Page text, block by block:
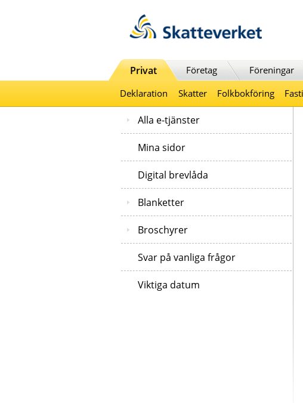
Privat Företag Föreningar
Deklaration
Skatter Folkbokföring
Alla e-tjänster
Mina sidor
Digital brevlåda
Blanketter
Broschyrer
Svar på vanliga frågor
Viktiga datum